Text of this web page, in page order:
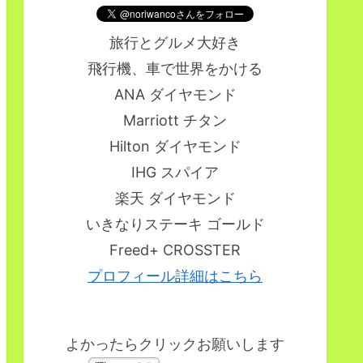
旅行とグルメ大好き
飛行機、車で世界をかける
ANA ダイヤモンド
Marriott チタン
Hilton ダイヤモンド
IHG スパイア
楽天 ダイヤモンド
いきなりステーキ ゴールド
Freed+ CROSSTER
プロフィール詳細はこちら
よかったらクリックお願いします